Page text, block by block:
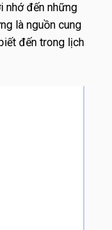
nhớ đến những
là nguồn cung
đến trong lịch